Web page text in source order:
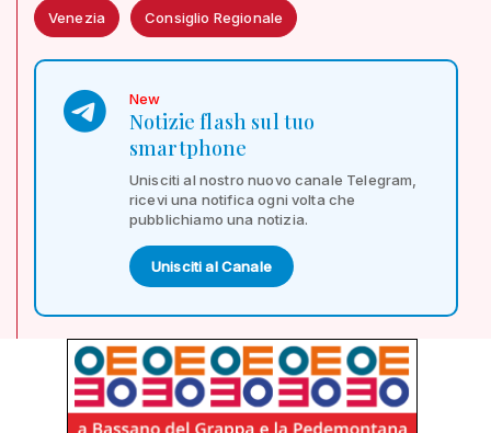
Venezia Consiglio Regionale
New
Notizie flash sul tuo
smartphone
Unisciti al nostro nuovo canale Telegram,
ricevi una notifica ogni volta che
pubblichiamo una notizia.
Unisciti al Canale